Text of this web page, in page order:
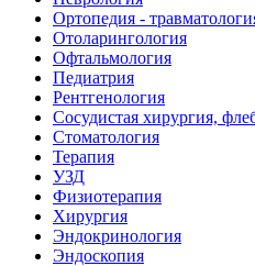
Ортопедия -
Отоларингология
Офтальмология
Педиатрия
Рентгенология
Сосудистая хирургия,
Стоматология
Терапия
УЗД
Физиотерапия
Хирургия
Эндокринология
Эндоскопия